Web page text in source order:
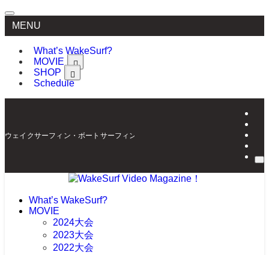
MENU
What’s WakeSurf?
MOVIE
SHOP
Schedule
ウェイクサーフィン・ボートサーフィンの最新情報を配信 | WakeSurf Video
What’s WakeSurf?
MOVIE
2024大会
2023大会
2022大会